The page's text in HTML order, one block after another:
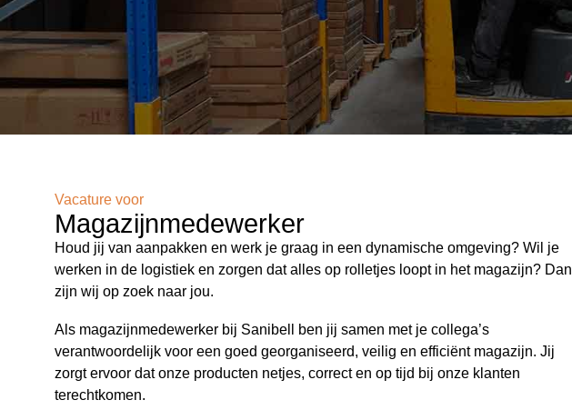
Vacature voor
Magazijnmedewerker
Houd jij van aanpakken en werk je graag in een dynamische omgeving? Wil je
werken in de logistiek en zorgen dat alles op rolletjes loopt in het magazijn? Dan
zijn wij op zoek naar jou.
Als magazijnmedewerker bij Sanibell ben jij samen met je collega’s
verantwoordelijk voor een goed georganiseerd, veilig en efficiënt magazijn. Jij
zorgt ervoor dat onze producten netjes, correct en op tijd bij onze klanten
terechtkomen.